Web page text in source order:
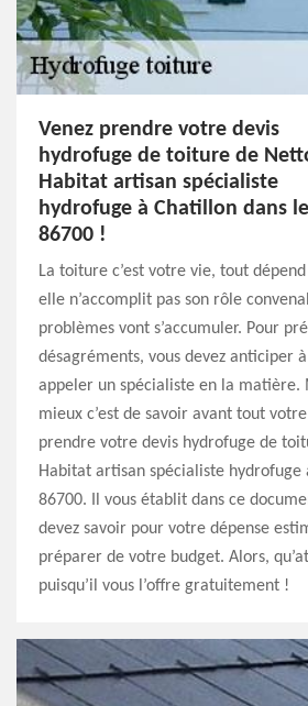
Venez prendre votre devis
hydrofuge de toiture de
Habitat artisan spécialiste
hydrofuge à Chatillon dans le
86700 !
La toiture c’est votre vie, tout
elle n’accomplit pas son rôle
problèmes vont s’accumuler. Pour
désagréments, vous devez anticiper
appeler un spécialiste en la matière.
mieux c’est de savoir avant tout
prendre votre devis hydrofuge de
Habitat artisan spécialiste hydrofuge
86700. Il vous établit dans ce
devez savoir pour votre dépense
préparer de votre budget. Alors,
puisqu’il vous l’offre gratuitement !